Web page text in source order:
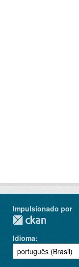
Impulsionado por
Idioma